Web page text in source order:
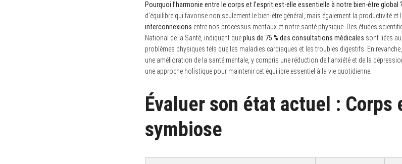
Pourquoi l’harmonie entre le corps et l’esprit est-elle essentielle à notre bien-être global ?
d’équilibre qui favorise non seulement le bien-être général, mais également la productivité et
interconnexions entre nos processus mentaux et notre santé physique. Des études
National de la Santé, indiquent queplus de 75 % des consultations médicales sont liées
problèmes physiques tels que les maladies cardiaques et les troubles digestifs. En
une amélioration de la santé mentale, y compris une réduction de l’anxiété et de la
une approche holistique pour maintenir cet équilibre essentiel à la vie quotidienne.
Évaluer son état actuel : Corps
symbiose